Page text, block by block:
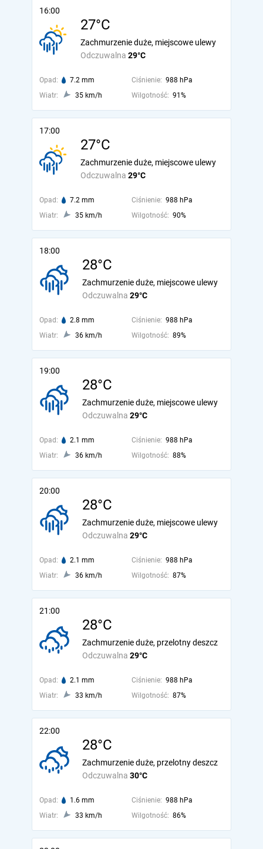
16:00
27°C
Odczuwalna 29°C
Zachmurzenie duże, miejscowe ulewy
Opad: 7.2 mm Ciśnienie: 988 hPa
Wiatr:
35 km/h Wilgotność: 91%
17:00
27°C
Odczuwalna 29°C
Zachmurzenie duże, miejscowe ulewy
Opad: 7.2 mm Ciśnienie: 988 hPa
Wiatr:
35 km/h Wilgotność: 90%
18:00
28°C
Odczuwalna 29°C
Zachmurzenie duże, miejscowe ulewy
Opad: 2.8 mm Ciśnienie: 988 hPa
Wiatr:
36 km/h Wilgotność: 89%
19:00
28°C
Odczuwalna 29°C
Zachmurzenie duże, miejscowe ulewy
Opad: 2.1 mm Ciśnienie: 988 hPa
Wiatr:
36 km/h Wilgotność: 88%
20:00
28°C
Odczuwalna 29°C
Zachmurzenie duże, miejscowe ulewy
Opad: 2.1 mm Ciśnienie: 988 hPa
Wiatr:
36 km/h Wilgotność: 87%
21:00
28°C
Odczuwalna 29°C
Zachmurzenie duże, przelotny deszcz
Opad: 2.1 mm Ciśnienie: 988 hPa
Wiatr:
33 km/h Wilgotność: 87%
22:00
28°C
Odczuwalna 30°C
Zachmurzenie duże, przelotny deszcz
Opad: 1.6 mm Ciśnienie: 988 hPa
Wiatr:
33 km/h Wilgotność: 86%